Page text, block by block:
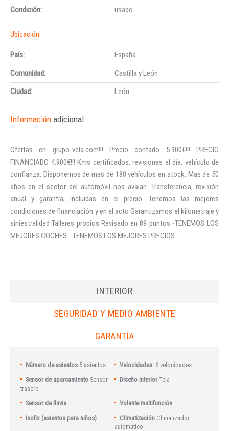
Condición:
usado
Ubicación:
País:
España
Comunidad:
Castilla y León
Ciudad:
León
Información adicional
Ofertas en grupo-vela.com!!! Precio contado 5.900€!!! PRECIO
FINANCIADO 4.900€!!! Kms certificados, revisiones al día, vehículo de
confianza. Disponemos de mas de 180 vehículos en stock. Mas de 50
años en el sector del automóvil nos avalan. Transferencia, revisión
anual y garantía, incluidas en el precio. Tenemos las mejores
condiciones de financiación y en el acto Garantizamos el kilometraje y
siniestralidad Talleres propios Revisado en 89 puntos -TENEMOS LOS
MEJORES COCHES. -TENEMOS LOS MEJORES PRECIOS.
INTERIOR
SEGURIDAD Y MEDIO AMBIENTE
GARANTÍA
Número de asientos 5 asientos Velocidades: 6 velocidades
Sensor de aparcamiento Sensor
trasero
Diseño interior Tela
Sensor de lluvia
Volante multifunción
Isofix (asientos para niños)
Climatización Climatizador
automático